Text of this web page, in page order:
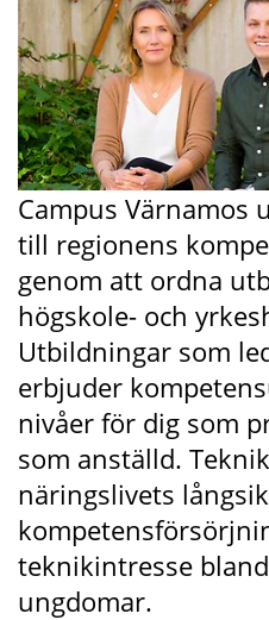
Campus Värnamos
till regionens
genom att ordna
högskole- och
Utbildningar som
erbjuder
nivåer för dig som
som anställd.
näringslivets
teknikintresse
ungdomar.